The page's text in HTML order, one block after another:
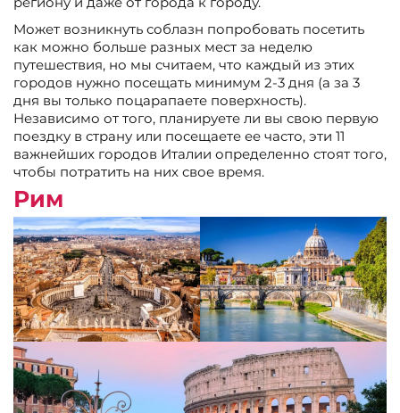
Может возникнуть соблазн попробовать посетить
как можно больше разных мест за неделю
путешествия, но мы считаем, что каждый из этих
городов нужно посещать минимум 2-3 дня (а за 3
дня вы только поцарапаете поверхность).
Независимо от того, планируете ли вы свою первую
поездку в страну или посещаете ее часто, эти 11
важнейших городов Италии определенно стоят того,
чтобы потратить на них свое время.
Рим